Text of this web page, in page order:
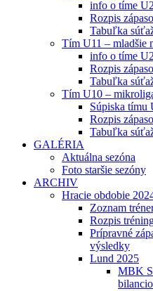
info o tíme
Rozpis
Tabuľka
Tím U11 – mladšie
info o tíme
Rozpis
Tabuľka
Tím U10 –
Súpiska tímu
Rozpis
Tabuľka
GALÉRIA
Aktuálna sezóna
Foto staršie sezóny
ARCHIV
Hracie obdobie
Zoznam
Rozpis
Prípravné
výsledky
Lund 2025
MBK